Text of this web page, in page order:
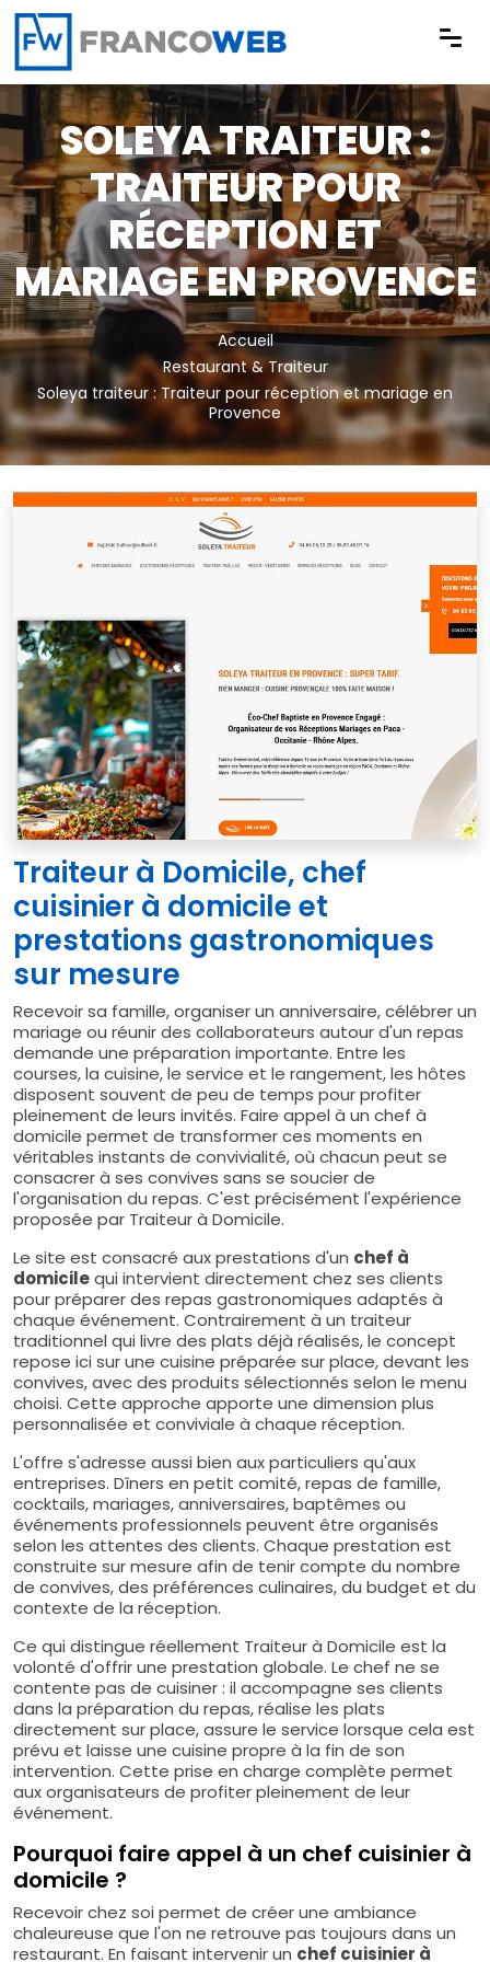
Panneau de gestion des cookies
SOLEYA TRAITEUR :
TRAITEUR POUR
RÉCEPTION ET
MARIAGE EN PROVENCE
Accueil
Restaurant & Traiteur
Soleya traiteur : Traiteur pour réception et mariage en
Provence
Traiteur à Domicile, chef
cuisinier à domicile et
prestations gastronomiques
sur mesure
Recevoir sa famille, organiser un anniversaire, célébrer un
mariage ou réunir des collaborateurs autour d'un repas
demande une préparation importante. Entre les
courses, la cuisine, le service et le rangement, les hôtes
disposent souvent de peu de temps pour profiter
pleinement de leurs invités. Faire appel à un chef à
domicile permet de transformer ces moments en
véritables instants de convivialité, où chacun peut se
consacrer à ses convives sans se soucier de
l'organisation du repas. C'est précisément l'expérience
proposée par Traiteur à Domicile.
Le site est consacré aux prestations d'un chef à
domicilequi intervient directement chez ses clients
pour préparer des repas gastronomiques adaptés à
chaque événement. Contrairement à un traiteur
traditionnel qui livre des plats déjà réalisés, le concept
repose ici sur une cuisine préparée sur place, devant les
convives, avec des produits sélectionnés selon le menu
choisi. Cette approche apporte une dimension plus
personnalisée et conviviale à chaque réception.
L'offre s'adresse aussi bien aux particuliers qu'aux
entreprises. Dîners en petit comité, repas de famille,
cocktails, mariages, anniversaires, baptêmes ou
événements professionnels peuvent être organisés
selon les attentes des clients. Chaque prestation est
construite sur mesure afin de tenir compte du nombre
de convives, des préférences culinaires, du budget et du
contexte de la réception.
Ce qui distingue réellement Traiteur à Domicile est la
volonté d'offrir une prestation globale. Le chef ne se
contente pas de cuisiner : il accompagne ses clients
dans la préparation du repas, réalise les plats
directement sur place, assure le service lorsque cela est
prévu et laisse une cuisine propre à la fin de son
intervention. Cette prise en charge complète permet
aux organisateurs de profiter pleinement de leur
événement.
Pourquoi faire appel à un chef cuisinier à
domicile ?
Recevoir chez soi permet de créer une ambiance
chaleureuse que l'on ne retrouve pas toujours dans un
restaurant. En faisant intervenir un chef cuisinier à